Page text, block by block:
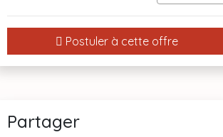
Postuler à cette offre
Partager